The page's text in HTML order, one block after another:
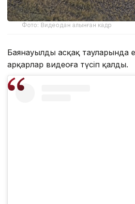
Фото: Видеодан алынған кадр
Баянауылдың асқақ тауларында
арқарлар видеоға түсіп қалды.